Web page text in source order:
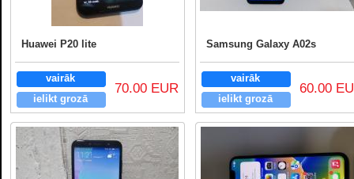
Huawei P20 lite
vairāk
ielikt grozā
70.00 EUR
Samsung Galaxy A02s
vairāk
ielikt grozā
60.00